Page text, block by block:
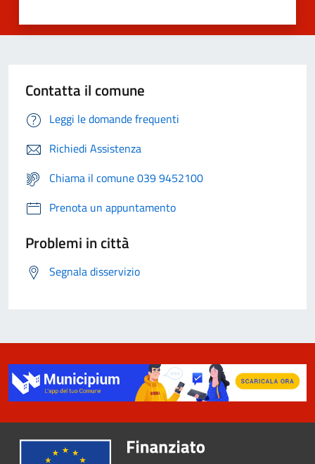
Contatta il comune
Leggi le domande frequenti
Richiedi Assistenza
Chiama il comune 039 9452100
Prenota un appuntamento
Problemi in città
Segnala disservizio